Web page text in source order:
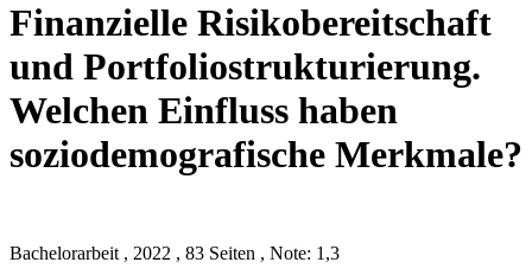
Finanzielle Risikobereitschaft
und Portfoliostrukturierung.
Welchen Einfluss haben
soziodemografische Merkmale?
Bachelorarbeit , 2022 , 83 Seiten , Note: 1,3